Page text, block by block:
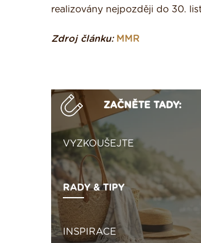
realizovány nejpozději do 30.
Zdroj článku: MMR
ZAČNĚTE TADY:
VYZKOUŠEJTE
RADY & TIPY
INSPIRACE
Vytvořte si vizualizaci
seženeme! ›